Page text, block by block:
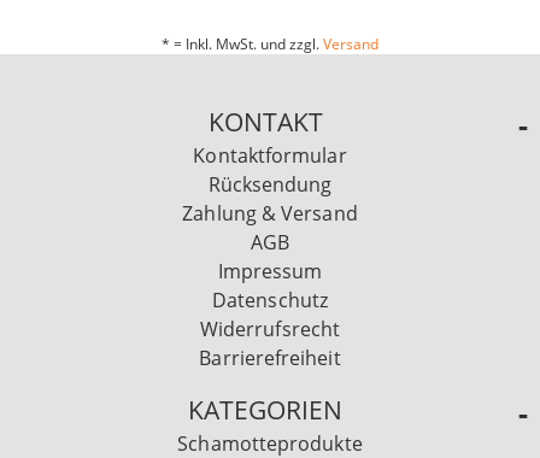
* = Inkl. MwSt. und zzgl.Versand
KONTAKT
Kontaktformular
Rücksendung
Zahlung & Versand
AGB
Impressum
Datenschutz
Widerrufsrecht
Barrierefreiheit
KATEGORIEN
Schamotteprodukte